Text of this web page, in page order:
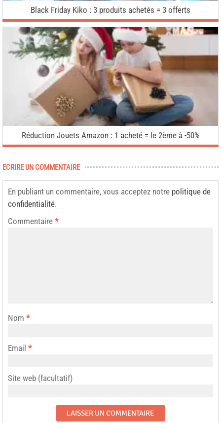
Black Friday Kiko : 3 produits achetés = 3 offerts
Réduction Jouets Amazon : 1 acheté = le 2ème à -50%
ECRIRE UN COMMENTAIRE
En publiant un commentaire, vous acceptez notre politique de
confidentialité.
Commentaire *
Nom *
Email *
Site web (facultatif)